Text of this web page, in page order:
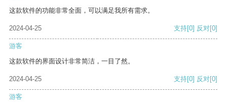
这款软件的功能非常全面，可以满足我所有需求。
2024-04-25 支持[0] 反对[0]
游客
这款软件的界面设计非常简洁，一目了然。
2024-04-25 支持[0] 反对[0]
游客